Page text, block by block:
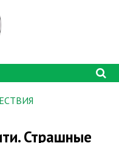
Страшные